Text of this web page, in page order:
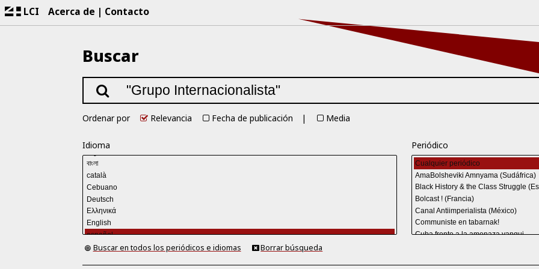
LCI Acerca de Contacto
Buscar
Ordenar por Relevancia Fecha de publicación Media
Idioma Periódico
Buscar en todos los periódicos e idiomas Borrar búsqueda